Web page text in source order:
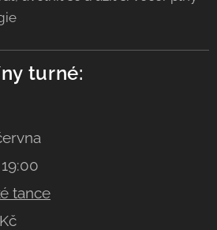
turné:
tance